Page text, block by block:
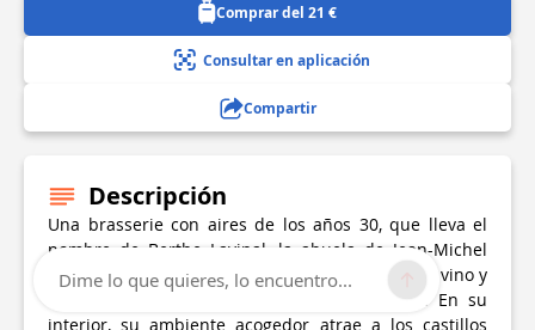
Comprar del 21 €
Consultar en aplicación
Compartir
Descripción
Una brasserie con aires de los años 30, que lleva el
nombre de Berthe Lavinal, la abuela de Jean-Michel
Cazes. Es un lugar para charlar con una copa de vino y
compartir una cocina tradicional y generosa. En su
interior, su ambiente acogedor atrae a los castillos
Dime lo que quieres, lo encuentro...